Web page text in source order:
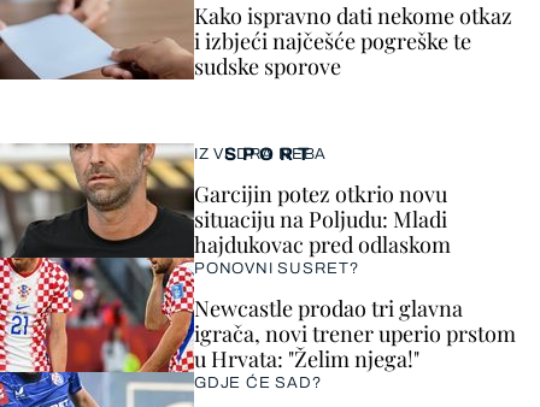
SPORT
IZ VEDRA NEBA
Garcijin potez otkrio novu
situaciju na Poljudu: Mladi
hajdukovac pred odlaskom
PONOVNI SUSRET?
Newcastle prodao tri glavna
igrača, novi trener uperio prstom
u Hrvata: "Želim njega!"
GDJE ĆE SAD?
Kako ispravno dati nekome otkaz
i izbjeći najčešće pogreške te
sudske sporove